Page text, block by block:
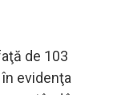
de 103
evidenţa